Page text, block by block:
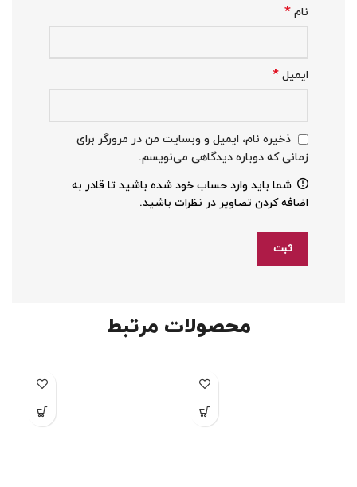
نام *
ایمیل *
ذخیره نام، ایمیل و وبسایت من در مرورگر برای
زمانی که دوباره دیدگاهی می‌نویسم.
شما باید وارد حساب خود شده باشید تا قادر به
اضافه کردن تصاویر در نظرات باشید.
محصولات مرتبط